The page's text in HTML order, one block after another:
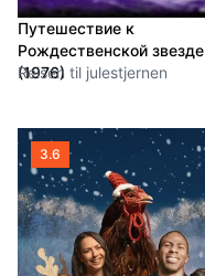
Путешествие к
Рождественской звезде
(1976)
Reisen til julestjernen
3.6